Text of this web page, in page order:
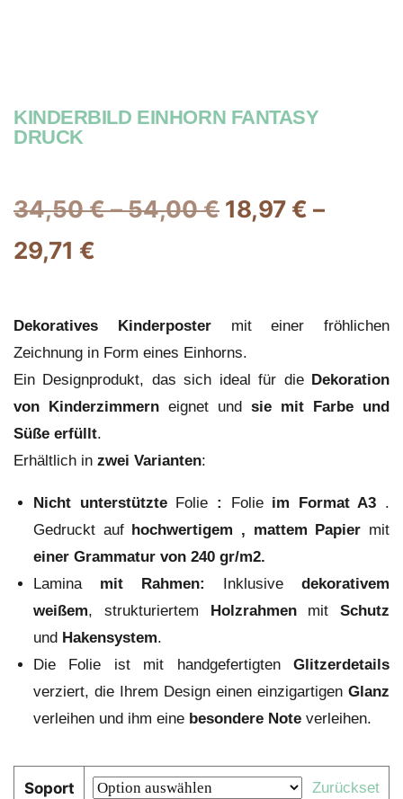
KINDERBILD EINHORN FANTASY
DRUCK
34,50€–54,00€ 18,97 € –
29,71 €
Dekoratives Kinderpostermit einer fröhlichen
Zeichnung in Form eines Einhorns.
Ein Designprodukt, das sich ideal für die Dekoration
von Kinderzimmern eignet und sie mit Farbe und
Süße erfüllt.
Erhältlich in zwei Varianten:
Nicht unterstützte Folie : Folie im Format A3 .
Gedruckt auf hochwertigem , mattem Papier mit
einer Grammatur von 240 gr/m2.
Lamina mit Rahmen: Inklusive dekorativem
weißem, strukturiertem Holzrahmenmit Schutz
und Hakensystem.
Die Folie ist mit handgefertigten Glitzerdetails
verziert, die Ihrem Design einen einzigartigen Glanz
verleihen und ihm eine besondere Note verleihen.
Soport
Zurückset